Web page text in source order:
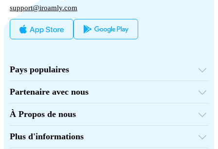
support@iroamly.com
Pays populaires
Turquie
France
Thaïlande
Japon
Italie
Inde
Espagne
Partenaire avec nous
Parrainez et gagnez
Programme d'affiliation
Documents API
À Propos de nous
Plus d'informations